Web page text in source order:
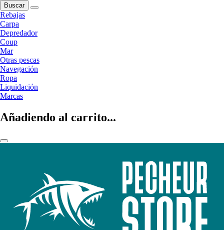
Buscar
Rebajas
Carpa
Depredador
Coup
Mar
Otras pescas
Navegación
Ropa
Liquidación
Marcas
Añadiendo al carrito...